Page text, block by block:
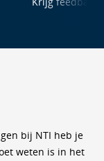
bij NTI heb je
weten is in het